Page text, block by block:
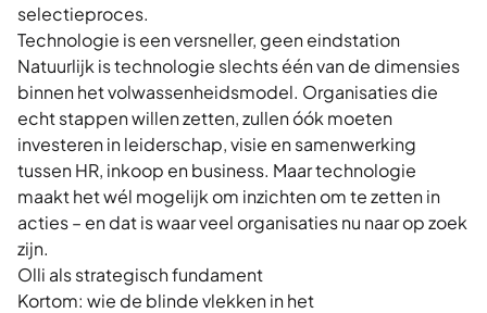
selectieproces.
Technologie is een versneller, geen eindstation
Natuurlijk is technologie slechts één van de dimensies
binnen het volwassenheidsmodel. Organisaties die
echt stappen willen zetten, zullen óók moeten
investeren in leiderschap, visie en samenwerking
tussen HR, inkoop en business. Maar technologie
maakt het wél mogelijk om inzichten om te zetten in
acties – en dat is waar veel organisaties nu naar op zoek
zijn.
Olli als strategisch fundament
Kortom: wie de blinde vlekken in het